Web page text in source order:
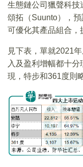
生態鏈公司獵聲科技
頌拓（Suunto），
可優化其產品組合，
見下表，單就2021
入及盈利增幅都十
現，特步和361度則